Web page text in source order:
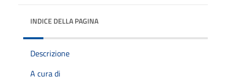
INDICE DELLA PAGINA
Descrizione
A cura di